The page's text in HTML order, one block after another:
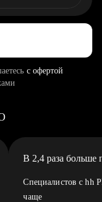
с офертой
В 2,4 раза больше
Специалистов с hh
чаще